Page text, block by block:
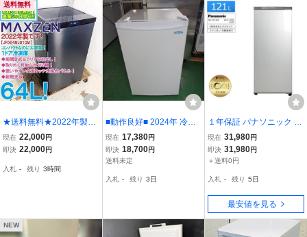
送料無料
★送料無料★2022年製★
極上超美品 中古★マクス
ゼン 64L 2台目におすす
き出し式！1ドア冷凍庫
現在 22,000円
即決 22,000円
入札 - 残り 3時間
■動作良好■ 2024年 冷凍
ストッカー ◆ テンポス
引出し 88L 冷凍庫 TBUF-
88-RH ◆東京都葛飾区◆f
現在 17,380円
即決 18,700円
送料未定
入札 - 残り 3日
１年保証 パナソニック 1
ドア冷凍庫 ホームフリー
ザー NR-FZ120D-SS 中古
屋内搬入付き 右開き/シャ
現在 31,980円
即決 31,980円
＋送料0円
入札 - 残り 5日
最安値を見る
NEW